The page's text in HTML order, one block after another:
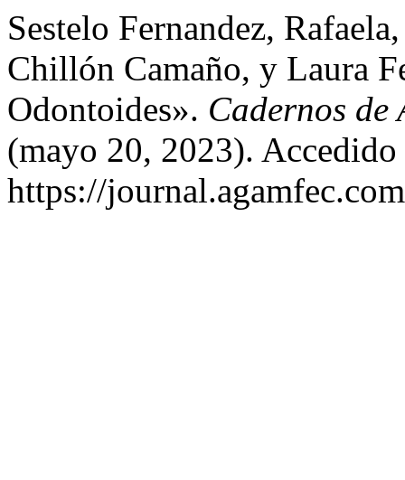
Sestelo Fernandez,
Chillón Camaño, y Laura
Odontoides». Cadernos
(mayo 20, 2023).
https://